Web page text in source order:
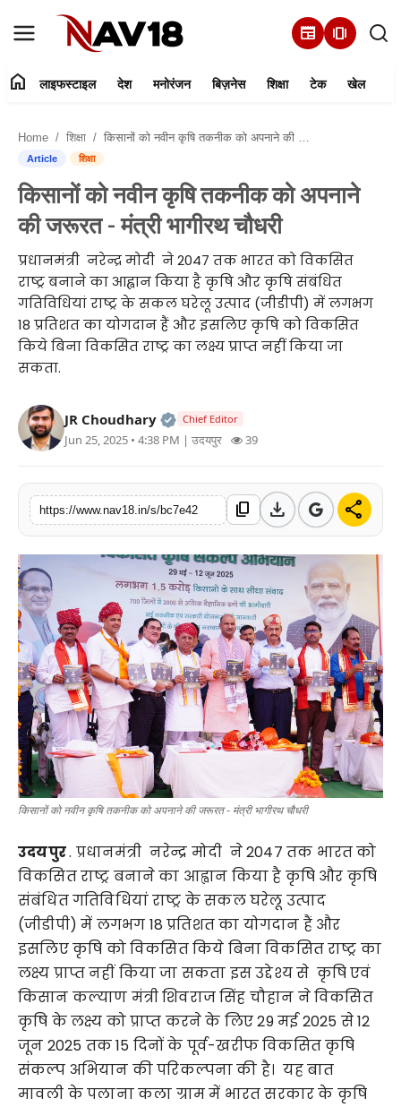
newspaper amp_stories
लाइफस्टाइल
देश
बिज़नेस
हमारे बारे में
शिक्षा
टेक
संपर्क करें
home लाइफस्टाइल देश मनोरंजन बिज़नेस शिक्षा टेक खेल
Home शिक्षा किसानों को नवीन कृषि तकनीक को अपनाने की जरूरत - मंत्री भागीरथ चौधरी
Article शिक्षा
किसानों को नवीन कृषि तकनीक को अपनाने
की जरूरत - मंत्री भागीरथ चौधरी
प्रधानमंत्री नरेन्द्र मोदी ने 2047 तक भारत को विकसित
राष्ट्र बनाने का आह्वान किया है कृषि और कृषि संबंधित
गतिविधियां राष्ट्र के सकल घरेलू उत्पाद (जीडीपी) में लगभग
18 प्रतिशत का योगदान हैं और इसलिए कृषि को विकसित
किये बिना विकसित राष्ट्र का लक्ष्य प्राप्त नहीं किया जा
सकता.
JR Choudhary Official | Verified Expert • 05
Chief Editor
Jun 25, 2025 • 4:38 PM | उदयपुर 39
https://www.nav18.in/s/bc7e42 content_copy download share
किसानों को नवीन कृषि तकनीक को अपनाने की जरूरत - मंत्री भागीरथ चौधरी
उदयपुर. प्रधानमंत्री नरेन्द्र मोदी ने 2047 तक भारत को
विकसित राष्ट्र बनाने का आह्वान किया है कृषि और कृषि
संबंधित गतिविधियां राष्ट्र के सकल घरेलू उत्पाद
(जीडीपी) में लगभग 18 प्रतिशत का योगदान हैं और
इसलिए कृषि को विकसित किये बिना विकसित राष्ट्र का
लक्ष्य प्राप्त नहीं किया जा सकता इस उद्देश्य से कृषि एवं
किसान कल्याण मंत्री शिवराज सिंह चौहान ने विकसित
कृषि के लक्ष्य को प्राप्त करने के लिए 29 मई 2025 से 12
जून 2025 तक 15 दिनों के पूर्व-खरीफ विकसित कृषि
संकल्प अभियान की परिकल्पना की है। यह बात
मावली के पलाना कला ग्राम में भारत सरकार के कृषि